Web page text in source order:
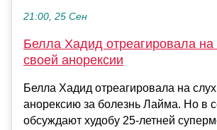
21:00, 25 Сен
Белла Хадид отреагировала на
своей анорексии
Белла Хадид отреагировала на
анорексию за болезнь Лайма. Но в
обсуждают худобу 25-летней